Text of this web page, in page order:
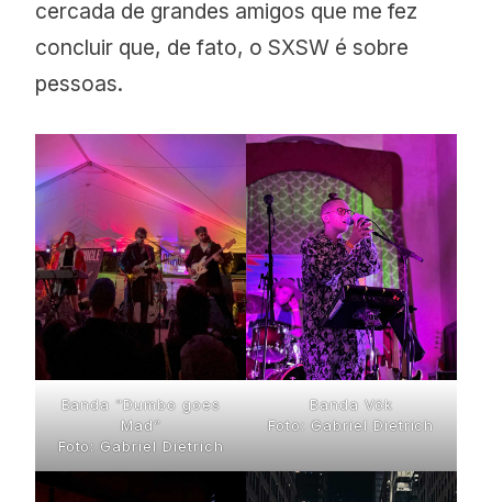
cercada de grandes amigos que me fez
concluir que, de fato, o SXSW é sobre
pessoas.
Banda “Dumbo goes
Mad”
Foto: Gabriel Dietrich
Banda Vök
Foto: Gabriel Dietrich